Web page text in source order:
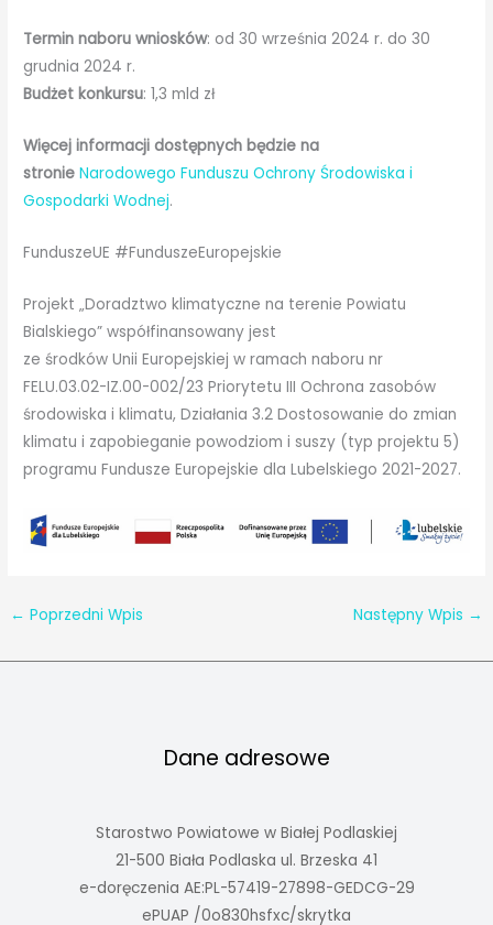
Termin naboru wniosków: od 30 września 2024 r. do 30
grudnia 2024 r.
Budżet konkursu: 1,3 mld zł
Więcej informacji dostępnych będzie na
stronieNarodowego Funduszu Ochrony Środowiska i
Gospodarki Wodnej.
FunduszeUE #FunduszeEuropejskie
Projekt „Doradztwo klimatyczne na terenie Powiatu
Bialskiego” współfinansowany jest
ze środków Unii Europejskiej w ramach naboru nr
FELU.03.02-IZ.00-002/23 Priorytetu III Ochrona zasobów
środowiska i klimatu, Działania 3.2 Dostosowanie do zmian
klimatu i zapobieganie powodziom i suszy (typ projektu 5)
programu Fundusze Europejskie dla Lubelskiego 2021-2027.
← Poprzedni Wpis Następny Wpis →
Dane adresowe
Starostwo Powiatowe w Białej Podlaskiej
21-500 Biała Podlaska ul. Brzeska 41
e-doręczenia AE:PL-57419-27898-GEDCG-29
ePUAP /0o830hsfxc/skrytka